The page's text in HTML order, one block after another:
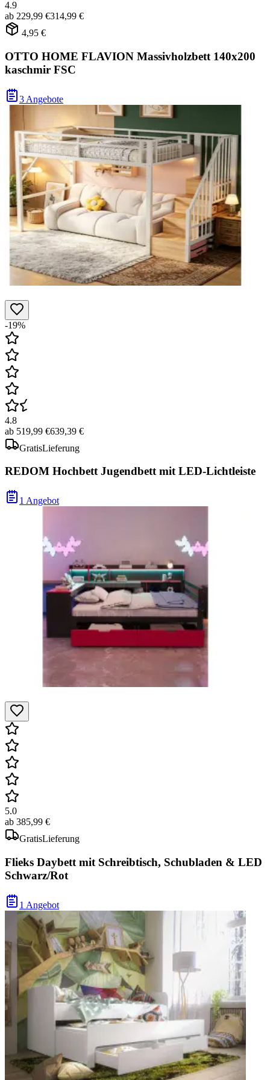
4.9
ab 229,99 €314,99 €
4,95 €
OTTO HOME FLAVION Massivholzbett 140x200
kaschmir FSC
3 Angebote
-19%
4.8
ab 519,99 €639,39 €
GratisLieferung
REDOM Hochbett Jugendbett mit LED-Lichtleiste
1 Angebot
5.0
ab 385,99 €
GratisLieferung
Flieks Daybett mit Schreibtisch, Schubladen & LED
Schwarz/Rot
1 Angebot